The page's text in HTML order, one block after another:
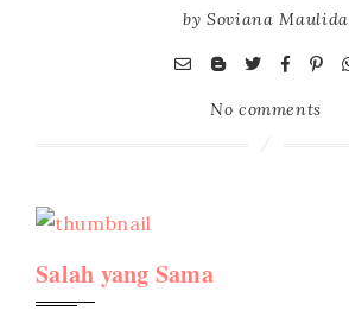
bySoviana Maulida
No comments
Salah yang Sama